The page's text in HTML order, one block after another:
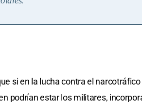
si en la lucha contra el narcotráfico
podrían estar los militares,